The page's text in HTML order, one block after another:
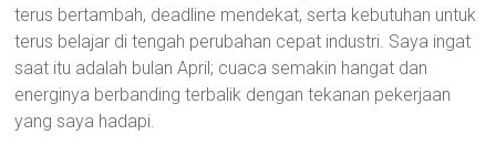
terus bertambah, deadline mendekat, serta kebutuhan untuk
terus belajar di tengah perubahan cepat industri. Saya ingat
saat itu adalah bulan April; cuaca semakin hangat dan
energinya berbanding terbalik dengan tekanan pekerjaan
yang saya hadapi.